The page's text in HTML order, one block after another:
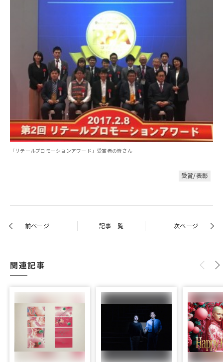
「リテールプロモーションアワード」受賞者の皆さん
受賞/表彰
前ページ 記事一覧 次ページ
関連記事